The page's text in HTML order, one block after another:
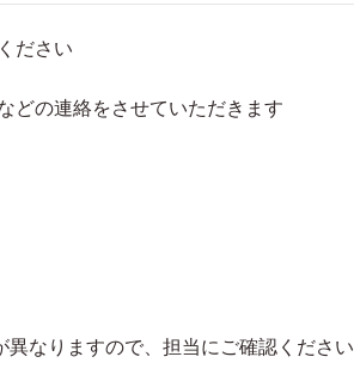
ださい
どの連絡をさせていただきます
なりますので、担当にご確認ください